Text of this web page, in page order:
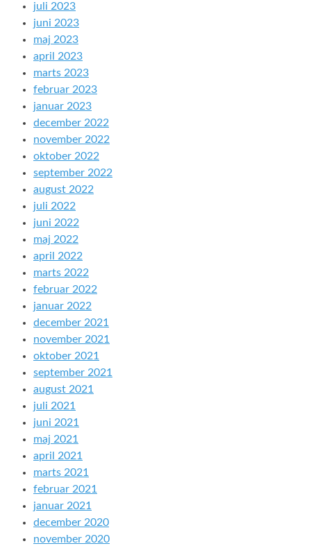
juli 2023
juni 2023
maj 2023
april 2023
marts 2023
februar 2023
januar 2023
december 2022
november 2022
oktober 2022
september 2022
august 2022
juli 2022
juni 2022
maj 2022
april 2022
marts 2022
februar 2022
januar 2022
december 2021
november 2021
oktober 2021
september 2021
august 2021
juli 2021
juni 2021
maj 2021
april 2021
marts 2021
februar 2021
januar 2021
december 2020
november 2020